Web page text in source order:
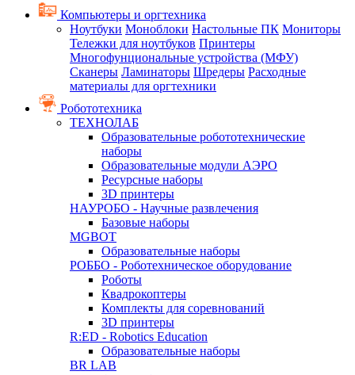
Компьютеры и оргтехника
Ноутбуки Моноблоки Настольные ПК Мониторы
Тележки для ноутбуков Принтеры
Многофунциональные устройства (МФУ)
Сканеры Ламинаторы Шредеры Расходные
материалы для оргтехники
Робототехника
ТЕХНОЛАБ
Образовательные робототехнические
наборы
Образовательные модули АЭРО
Ресурсные наборы
3D принтеры
НАУРОБО - Научные развлечения
Базовые наборы
MGBOT
Образовательные наборы
РОББО - Роботехническое оборудование
Роботы
Квадрокоптеры
Комплекты для соревнований
3D принтеры
R:ED - Robotics Education
Образовательные наборы
BR LAB